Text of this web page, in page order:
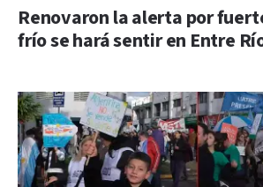
Renovaron la alerta por
frío se hará sentir en Entre